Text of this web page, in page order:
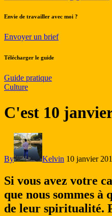
Envie de travailler avec moi ?
Envoyer un brief
Télécharger le guide
Guide pratique
Culture
C'est 10
By Kelvin 10 janvier
Si vous avez votre
que nous sommes
de leur spiritualité.